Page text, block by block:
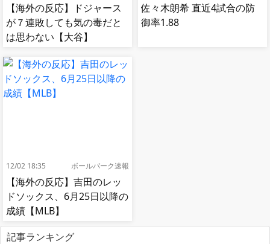
【海外の反応】ドジャース
が７連敗しても気の毒だと
は思わない【大谷】
佐々木朗希 直近4試合の防
御率1.88
12/02 18:35 ボールパーク速報
【海外の反応】吉田のレッ
ドソックス、6月25日以降の
成績【MLB】
記事ランキング